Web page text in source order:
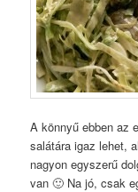
A könnyű ebben az
salátára igaz lehet,
nagyon egyszerű
van 🙂 Na jó, csak